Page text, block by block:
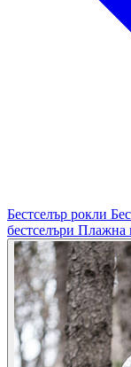
Бестселър рокли
бестселъри Плажна